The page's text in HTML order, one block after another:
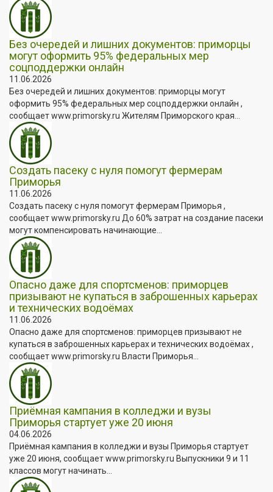
Без очередей и лишних документов: приморцы
могут оформить 95% федеральных мер
соцподдержки онлайн
11.06.2026
Без очередей и лишних документов: приморцы могут
оформить 95% федеральных мер соцподдержки онлайн ,
сообщает www.primorsky.ru Жителям Приморского края...
Создать пасеку с нуля помогут фермерам
Приморья
11.06.2026
Создать пасеку с нуля помогут фермерам Приморья ,
сообщает www.primorsky.ru До 60% затрат на создание пасеки
могут компенсировать начинающие...
Опасно даже для спортсменов: приморцев
призывают не купаться в заброшенных карьерах
и технических водоёмах
11.06.2026
Опасно даже для спортсменов: приморцев призывают не
купаться в заброшенных карьерах и технических водоёмах ,
сообщает www.primorsky.ru Власти Приморья...
Приёмная кампания в колледжи и вузы
Приморья стартует уже 20 июня
04.06.2026
Приёмная кампания в колледжи и вузы Приморья стартует
уже 20 июня, сообщает www.primorsky.ru Выпускники 9 и 11
классов могут начинать...